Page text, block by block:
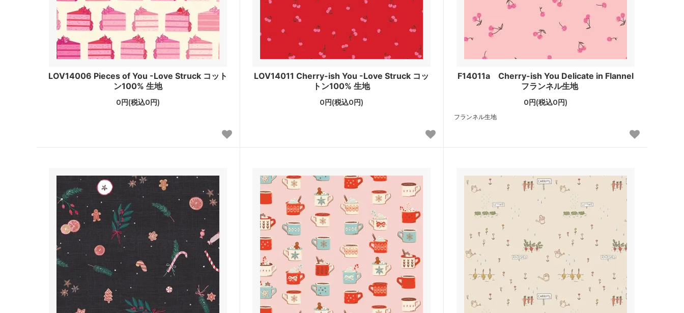
LOV14006 Pieces of You -Love Struck コット
ン100% 生地
0円(税込0円)
LOV14011 Cherry-ish You -Love Struck コッ
トン100% 生地
0円(税込0円)
F14011a Cherry-ish You Delicate in Flannel
フランネル生地
0円(税込0円)
フランネル生地